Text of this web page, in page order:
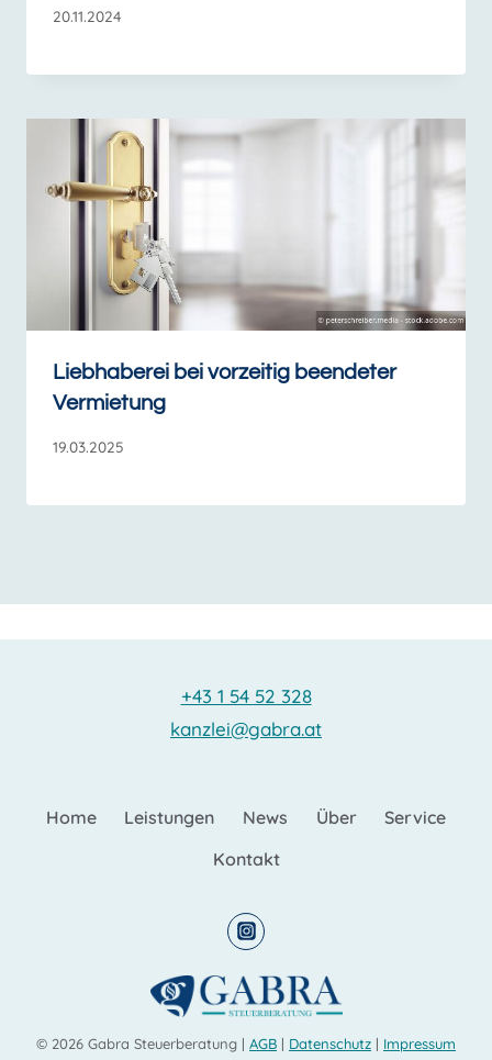
20.11.2024
Liebhaberei bei vorzeitig beendeter
Vermietung
19.03.2025
+43 1 54 52 328
kanzlei@gabra.at
Home Leistungen News Über
Service
Kontakt
© 2026 Gabra Steuerberatung | AGB | Datenschutz | Impressum